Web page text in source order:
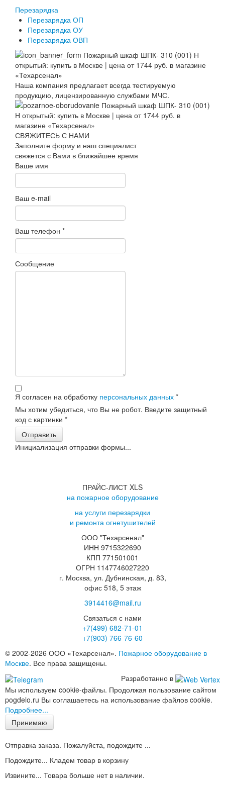
Перезарядка
Перезарядка ОП
Перезарядка ОУ
Перезарядка ОВП
Наша компания предлагает всегда тестируемую
продукцию, лицензированную службами МЧС.
СВЯЖИТЕСЬ С НАМИ
Заполните форму и наш специалист
свяжется с Вами в ближайшее время
Ваше имя
Ваш e-mail
Ваш телефон *
Сообщение
Я согласен на обработку персональных данных *
Мы хотим убедиться, что Вы не робот. Введите защитный
код с картинки *
Отправить
Инициализация отправки формы...
ПРАЙС-ЛИСТ XLS
на пожарное оборудование
на услуги перезарядки
и ремонта огнетушителей
ООО "Техарсенал"
ИНН 9715322690
КПП 771501001
ОГРН 1147746027220
г. Москва, ул. Дубнинская, д. 83,
офис 518, 5 этаж
3914416@mail.ru
Связаться с нами
+7(499) 682-71-01
+7(903) 766-76-60
© 2002-2026 ООО «Техарсенал». Пожарное оборудование в
Москве. Все права защищены.
Разработанно в
Мы используем cookie-файлы. Продолжая пользование сайтом
pogdelo.ru Вы соглашаетесь на использование файлов cookie.
Подробнее...
Принимаю
Отправка заказа. Пожалуйста, подождите ...
Подождите... Кладем товар в корзину
Извините... Товара больше нет в наличии.